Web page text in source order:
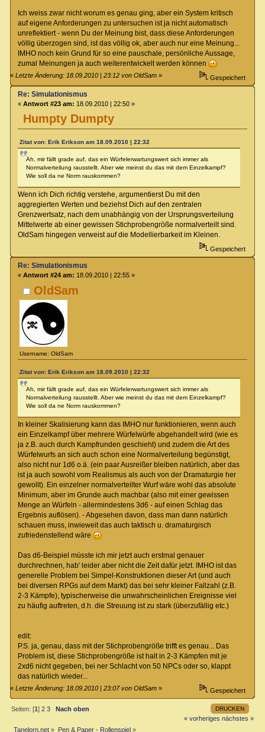
Ich weiss zwar nicht worum es genau ging, aber ein System kritisch
auf eigene Anforderungen zu untersuchen ist ja nicht automatisch
unreflektiert - wenn Du der Meinung bist, dass diese Anforderungen
völlig überzogen sind, ist das völlig ok, aber auch nur eine Meinung...
IMHO noch kein Grund für so eine pauschale, persönliche Aussage,
zumal Meinungen ja auch weiterentwickelt werden können
«Letzte Änderung: 18.09.2010 | 23:12 von OldSam » Gespeichert
Humpty Dumpty
Re: Simulationismus
« Antwort #23 am: 18.09.2010 | 22:50 »
Zitat von: Erik Erikson am 18.09.2010 | 22:32
Ah, mir fällt grade auf, das ein Würfelerwartungswert sich immer als
Normalverteilung rausstellt. Aber wie meinst du das mit dem Einzelkampf?
Wie soll da ne Norm rauskommen?
Wenn ich Dich richtig verstehe, argumentierst Du mit den
aggregierten Werten und beziehst Dich auf den zentralen
Grenzwertsatz, nach dem unabhängig von der Ursprungsverteilung
Mittelwerte ab einer gewissen Stichprobengröße normalverteilt sind.
OldSam hingegen verweist auf die Modellierbarkeit im Kleinen.
Gespeichert
OldSam
Username: OldSam
Re: Simulationismus
« Antwort #24 am: 18.09.2010 | 22:55 »
Zitat von: Erik Erikson am 18.09.2010 | 22:32
Ah, mir fällt grade auf, das ein Würfelerwartungswert sich immer als
Normalverteilung rausstellt. Aber wie meinst du das mit dem Einzelkampf?
Wie soll da ne Norm rauskommen?
In kleiner Skalisierung kann das IMHO nur funktionieren, wenn auch
ein Einzelkampf über mehrere Würfelwürfe abgehandelt wird (wie es
ja z.B. auch durch Kampfrunden geschieht) und zudem die Art des
Würfelwurfs an sich auch schon eine Normalverteilung begünstigt,
also nicht nur 1d6 o.ä. (ein paar Ausreißer bleiben natürlich, aber das
ist ja auch sowohl vom Realismus als auch von der Dramaturgie her
gewollt). Ein einzelner normalverteilter Wurf wäre wohl das absolute
Minimum, aber im Grunde auch machbar (also mit einer gewissen
Menge an Würfeln - allermindestens 3d6 - auf einen Schlag das
Ergebnis auflösen). - Abgesehen davon, dass man dann natürlich
schauen muss, inwieweit das auch taktisch u. dramaturgisch
zufriedenstellend wäre
Das d6-Beispiel müsste ich mir jetzt auch erstmal genauer
durchrechnen, hab' leider aber nicht die Zeit dafür jetzt. IMHO ist das
generelle Problem bei Simpel-Konstruktionen dieser Art (und auch
bei diversen RPGs auf dem Markt) das bei sehr kleiner Fallzahl (z.B.
2-3 Kämpfe), typischerweise die unwahrscheinlichen Ereignisse viel
zu häufig auftreten, d.h. die Streuung ist zu stark (überzufällig etc.)
edit:
P.S. ja, genau, dass mit der Stichprobengröße trifft es genau... Das
Problem ist, diese Stichprobengröße ist halt in 2-3 Kämpfen mit je
2xd6 nicht gegeben, bei ner Schlacht von 50 NPCs oder so, klappt
das natürlich wieder...
«Letzte Änderung: 18.09.2010 | 23:07 von OldSam » Gespeichert
DRUCKEN
Seiten: [1]2 3
Nach oben
« vorheriges nächstes »
Tanelorn.net » Pen & Paper - Rollenspiel»